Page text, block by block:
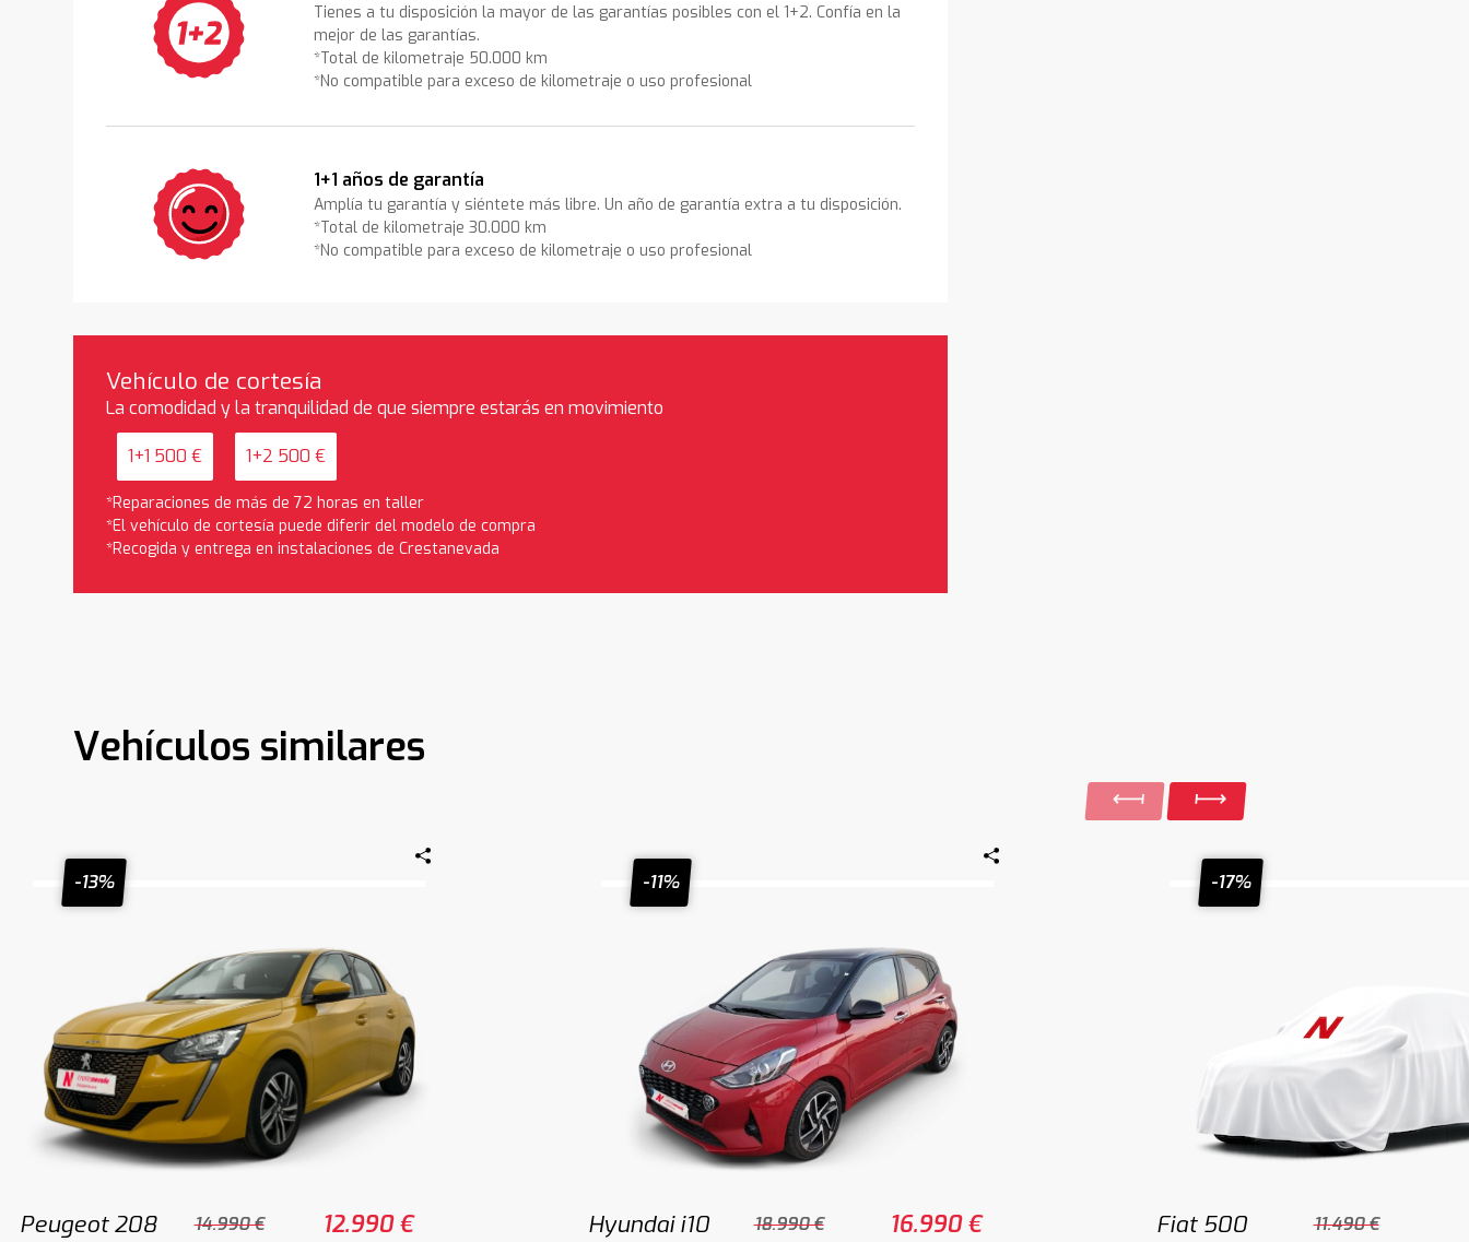
Tienes a tu disposición la mayor de las garantías posibles con el 1+2. Confía en la
mejor de las garantías.
*Total de kilometraje 50.000 km
*No compatible para exceso de kilometraje o uso profesional
1+1 años de garantía
Amplía tu garantía y siéntete más libre. Un año de garantía extra a tu disposición.
*Total de kilometraje 30.000 km
*No compatible para exceso de kilometraje o uso profesional
Vehículo de cortesía
La comodidad y la tranquilidad de que siempre estarás en movimiento
1+1 500 € 1+2 500 €
*Reparaciones de más de 72 horas en taller
*El vehículo de cortesía puede diferir del modelo de compra
*Recogida y entrega en instalaciones de Crestanevada
Vehículos similares
-13%
Peugeot 208 14.990 € 12.990 €
-11%
Hyundai i10 18.990 € 16.990 €
-17%
Fiat 500 11.490 €